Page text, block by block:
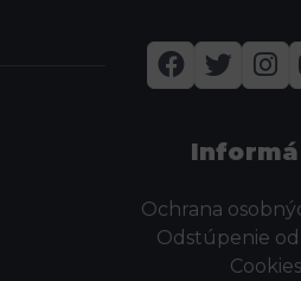
Ochrana
Odstúpenie
Cookies